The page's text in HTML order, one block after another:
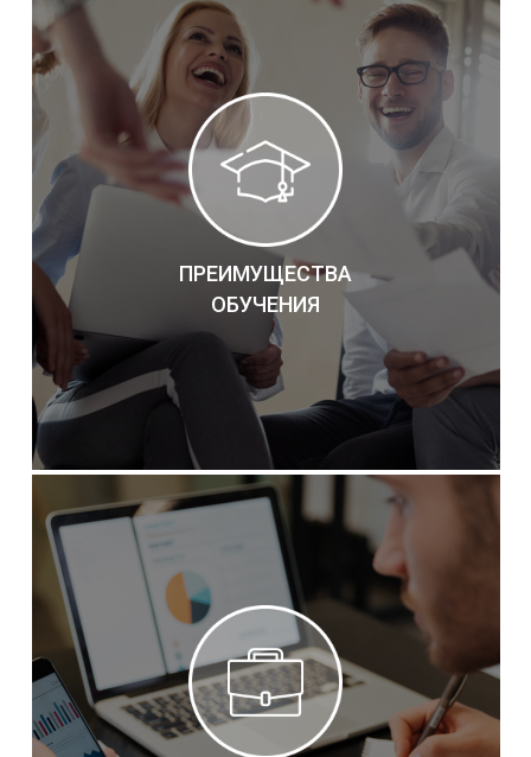
ПРЕИМУЩЕСТВА
ОБУЧЕНИЯ